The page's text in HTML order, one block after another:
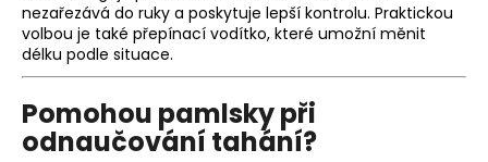
nezařezává do ruky a poskytuje lepší kontrolu. Praktickou
volbou je také přepínací vodítko, které umožní měnit
délku podle situace.
Pomohou pamlsky při
odnaučování tahání?
č
u
j
e
m
e